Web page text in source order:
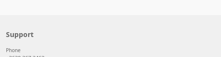
Support
Phone